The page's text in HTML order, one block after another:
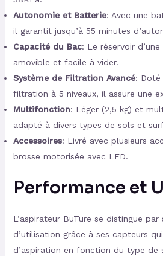
Autonomie et Batterie: Avec une
il garantit jusqu’à 55 minutes
Capacité du Bac: Le réservoir
amovible et facile à vider.
Système de Filtration Avancé: Doté
filtration à 5 niveaux, il assure une
Multifonction: Léger (2,5 kg) et
adapté à divers types de sols et
Accessoires: Livré avec plusieurs
brosse motorisée avec LED.
Performance et
L’aspirateur BuTure se distingue
d’utilisation grâce à ses capteurs
d’aspiration en fonction du type de